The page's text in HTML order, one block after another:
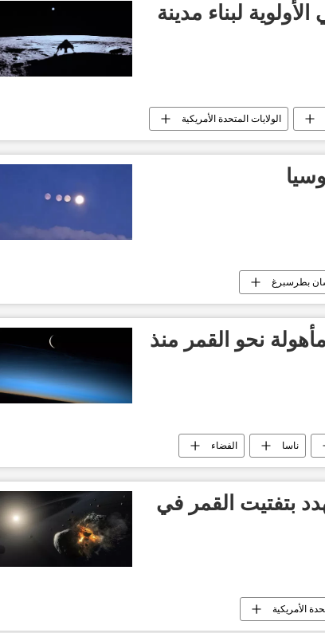
لبناء مدينة
الولايات المتحدة الأمريكية
بطرسبرغ
نحو القمر منذ
ناسا الفضاء
بتفتيت القمر في
الأمريكية